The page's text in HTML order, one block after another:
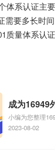
体系认证主
需要多长时
质量体系认
成为16949
16949
小编为您整理
能成为注册的
2023-08-02